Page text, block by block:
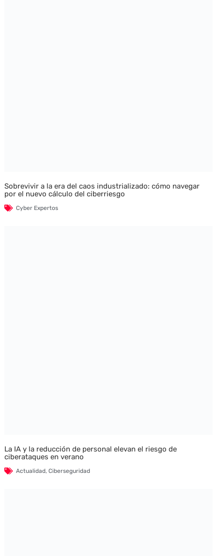
Sobrevivir a la era del caos industrializado: cómo navegar
por el nuevo cálculo del ciberriesgo
Cyber Expertos
La IA y la reducción de personal elevan el riesgo de
ciberataques en verano
Actualidad, Ciberseguridad